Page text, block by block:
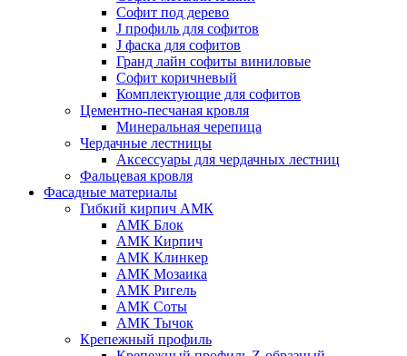
Софит под дерево
J профиль для софитов
J фаска для софитов
Гранд лайн софиты виниловые
Софит коричневый
Комплектующие для софитов
Цементно-песчаная кровля
Минеральная черепица
Чердачные лестницы
Аксессуары для чердачных лестниц
Фальцевая кровля
Фасадные материалы
Гибкий кирпич АМК
АМК Блок
АМК Кирпич
АМК Клинкер
АМК Мозаика
АМК Ригель
АМК Соты
АМК Тычок
Крепежный профиль